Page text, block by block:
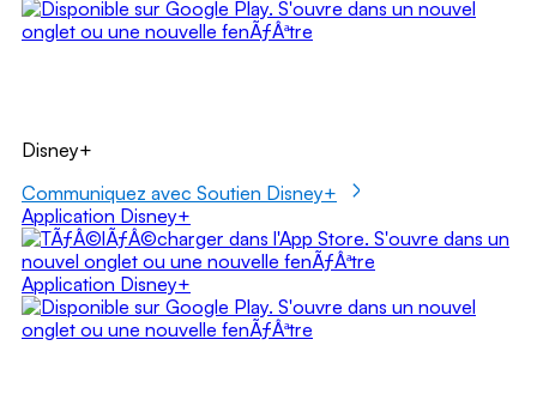
Disney+
Communiquez avec Soutien Disney+
Application Disney+
Application Disney+